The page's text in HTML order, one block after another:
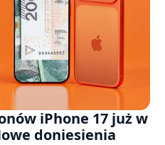
iPhone 17 już w
doniesienia